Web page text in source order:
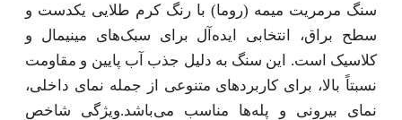
سنگ مرمریت میمه (روما) با رنگ کرم طلایی یکدست و
سطح براق، انتخابی ایده‌آل برای سبک‌های مینیمال و
کلاسیک است. این سنگ به دلیل جذب آب پایین و مقاومت
نسبتاً بالا، برای کاربردهای متنوعی از جمله نمای داخلی،
نمای بیرونی و پله‌ها مناسب می‌باشد.ویژگی شاخص